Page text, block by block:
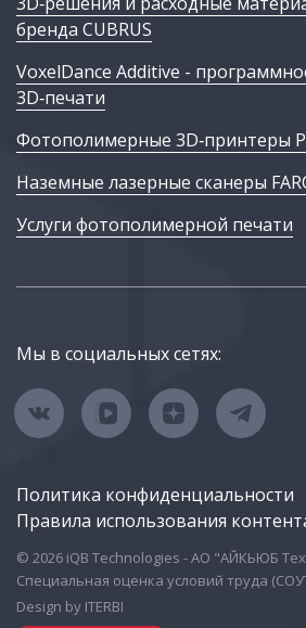
бренда CUBRUS
VoxelDance Additive -
3D‑печати
Фотополимерные 3D‑принтеры
Наземные лазерные сканеры
Услуги фотополимерной печати
Мы в социальных сетях:
Политика конфиденциальности
Правила использования
© 2026 iQB Technologies - АО "АЙКЬЮБ
Специальная оценка условий труда
Design by ITERBI